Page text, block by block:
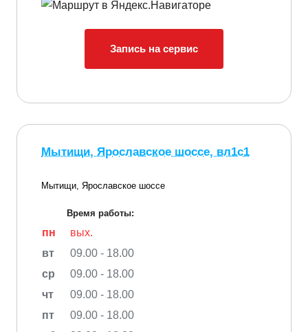
Запись на сервис
Мытищи, Ярославское шоссе, вл1с1
Мытищи, Ярославское шоссе
Время работы:
пн
вых.
вт
09.00 - 18.00
ср
09.00 - 18.00
чт
09.00 - 18.00
пт
09.00 - 18.00